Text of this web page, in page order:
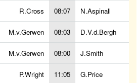
R.Cross 08:07 N.Aspinall
M.v.Gerwen 08:03 D.V.d.Bergh
M.v.Gerwen 08:00 J.Smith
P.Wright 11:05 G.Price